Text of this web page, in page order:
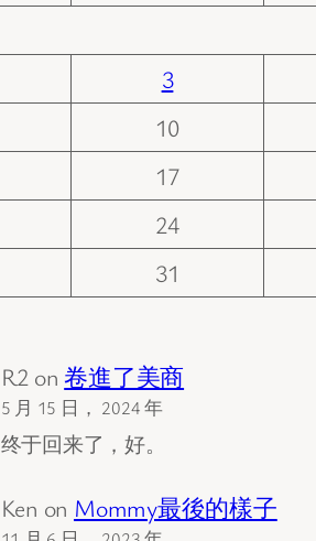
3
10
17
24
31
R2 on 卷進了美商
5 月 15 日， 2024 年
终于回来了，好。
Ken on Mommy最後的樣子